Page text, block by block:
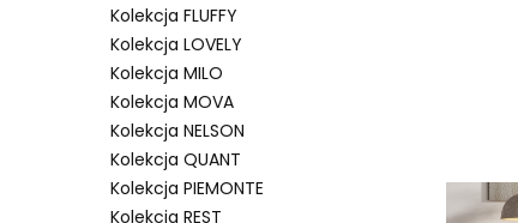
Kolekcja FLUFFY
Kolekcja LOVELY
Kolekcja MILO
Kolekcja MOVA
Kolekcja NELSON
Kolekcja QUANT
Kolekcja PIEMONTE
Kolekcja REST